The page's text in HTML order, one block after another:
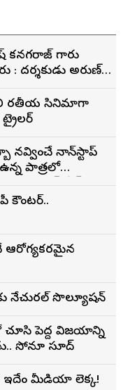
కనగరాజ్ గారు
: దర్శకుడు అరుణ్
భారతీయ సినిమాగా
నవ్వించే నాన్‌స్టాప్
పాత్రలో
కౌంటర్..
ఆరోగ్యకరమైన
నేచురల్ సొల్యూషన్
చూసి పెద్ద విజయాన్ని
సోనూ సూద్
ఇదేం మీడియా లెక్క!